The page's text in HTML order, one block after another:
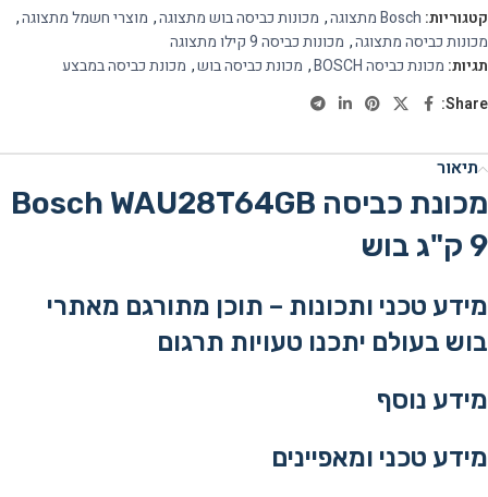
קטגוריות: Bosch מתצוגה , מכונות כביסה בוש מתצוגה, מוצרי חשמל מתצוגה,
מכונות כביסה מתצוגה, מכונות כביסה 9 קילו מתצוגה
תגיות: מכונת כביסה BOSCH , מכונת כביסה בוש, מכונת כביסה במבצע
Share:
תיאור
מכונת כביסה Bosch WAU28T64GB
מידע טכני ותכונות – תוכן מתורגם מאתרי
בוש בעולם יתכנו טעויות תרגום
מידע נוסף
מידע טכני ומאפיינים